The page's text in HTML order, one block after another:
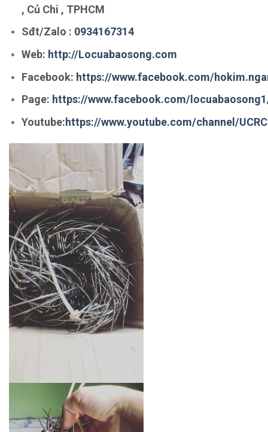
, Củ Chi , TPHCM
Sđt/Zalo : 0934167314
Web: http://Locuabaosong.com
Facebook: https://www.facebook.com/
Page: https://www.facebook.com/
Youtube:https://www.youtube.com/channel/